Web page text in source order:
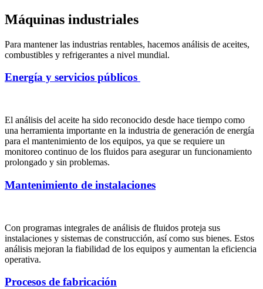
Máquinas industriales
Para mantener las industrias rentables, hacemos análisis de aceites,
combustibles y refrigerantes a nivel mundial.
Energía y servicios públicos
El análisis del aceite ha sido reconocido desde hace tiempo como
una herramienta importante en la industria de generación de energía
para el mantenimiento de los equipos, ya que se requiere un
monitoreo continuo de los fluidos para asegurar un funcionamiento
prolongado y sin problemas.
Mantenimiento de instalaciones
Con programas integrales de análisis de fluidos proteja sus
instalaciones y sistemas de construcción, así como sus bienes. Estos
análisis mejoran la fiabilidad de los equipos y aumentan la eficiencia
operativa.
Procesos de fabricación